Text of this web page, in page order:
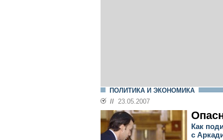
ПОЛИТИКА И ЭКОНОМИКА
// 23.05.2007
Как
с